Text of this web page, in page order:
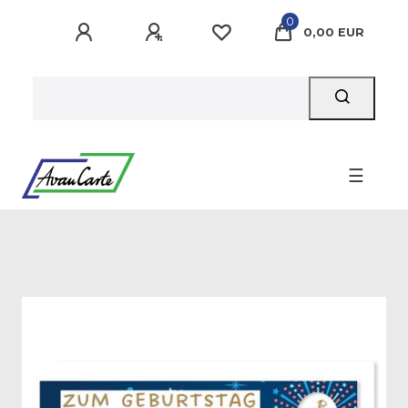
0
0,00 EUR
☰